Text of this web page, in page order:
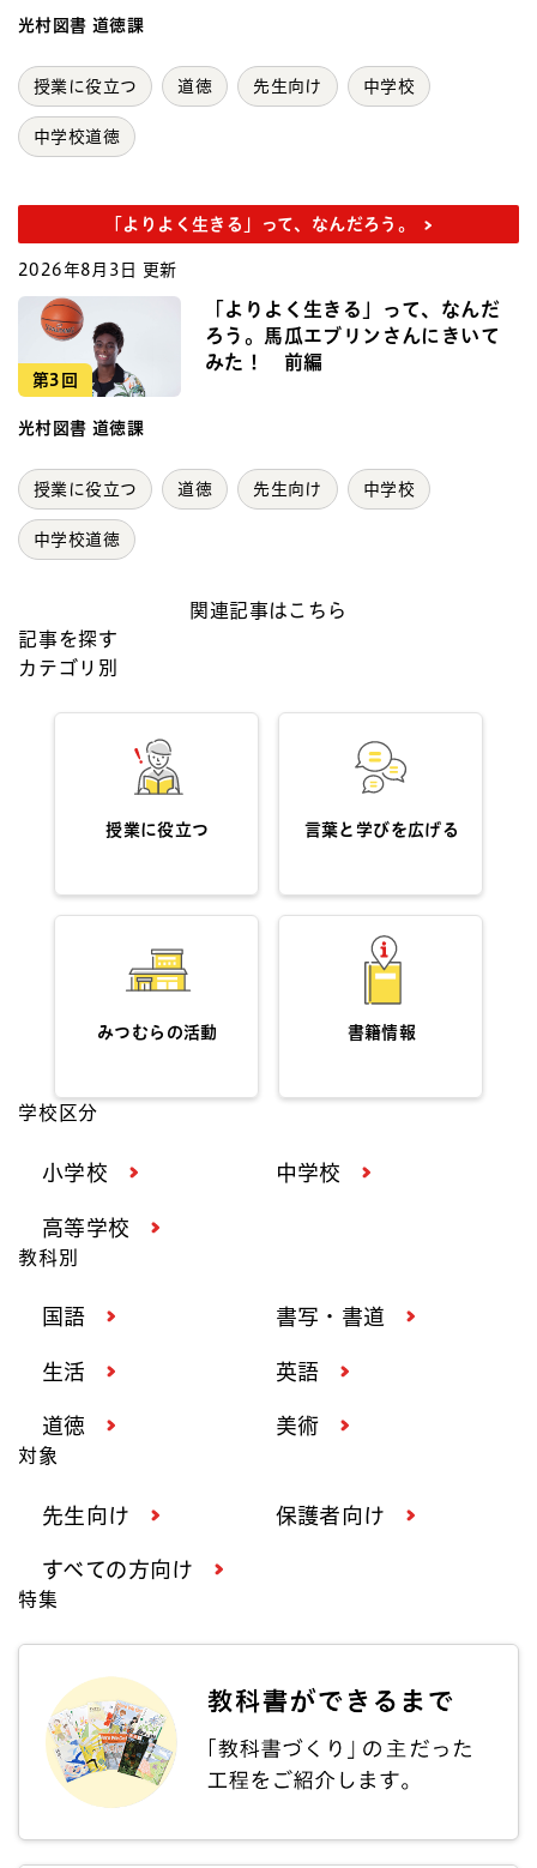
光村図書 道徳課
授業に役立つ 道徳 先生向け 中学校
中学校道徳
「よりよく生きる」って、なんだろう。
2026年8月3日 更新
第3回
「よりよく生きる」って、なんだ
ろう。馬瓜エブリンさんにきいて
みた！ 前編
光村図書 道徳課
授業に役立つ 道徳 先生向け 中学校
中学校道徳
関連記事はこちら
記事を探す
カテゴリ別
授業に役立つ 言葉と学びを広げる
みつむらの活動 書籍情報
学校区分
小学校 中学校
高等学校
教科別
国語 書写・書道
生活 英語
道徳 美術
対象
先生向け 保護者向け
すべての方向け
特集